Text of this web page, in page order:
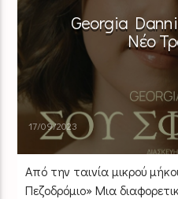
Georgia
Νέο
17/09/2023
Από την ταινία μικρού
Πεζοδρόμιο» Μια